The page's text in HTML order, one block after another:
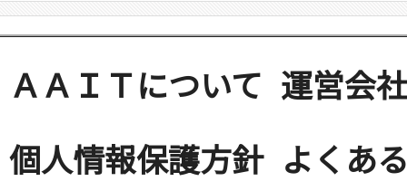
ＡＡＩＴについて 運営会社
個人情報保護方針 よくあ